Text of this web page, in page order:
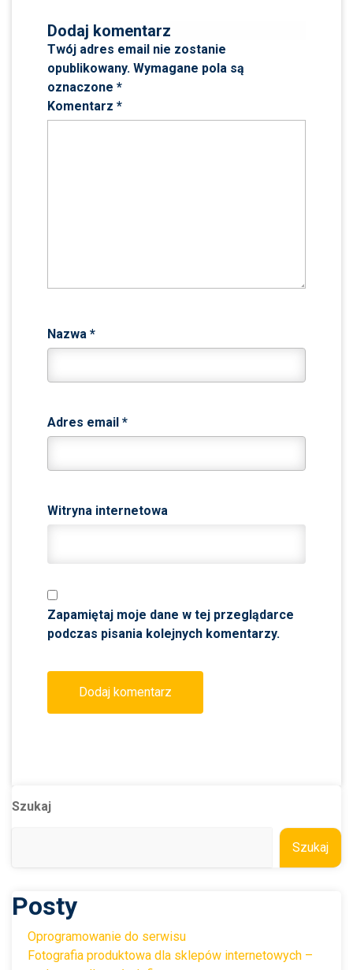
Dodaj komentarz
Twój adres email nie zostanie
opublikowany. Wymagane pola są
oznaczone *
Komentarz *
Nazwa *
Adres email *
Witryna internetowa
Zapamiętaj moje dane w tej przeglądarce
podczas pisania kolejnych komentarzy.
Szukaj
Szukaj
Posty
Oprogramowanie do serwisu
Fotografia produktowa dla sklepów internetowych –